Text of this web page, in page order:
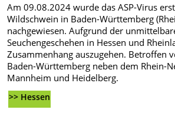
Am 09.08.2024 wurde das ASP-Virus
Wildschwein in Baden-Württemberg
nachgewiesen. Aufgrund der
Seuchengeschehen in Hessen und
Zusammenhang auszugehen. Betroffen
Baden-Württemberg neben dem Rhein-
Mannheim und Heidelberg.
>> Hessen